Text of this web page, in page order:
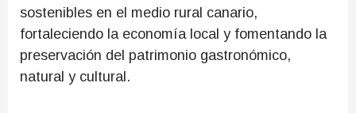
sostenibles en el medio rural canario,
fortaleciendo la economía local y fomentando la
preservación del patrimonio gastronómico,
natural y cultural.